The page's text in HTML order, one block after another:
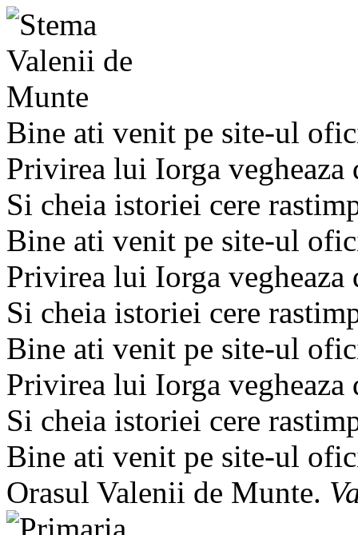
Bine ati venit pe site-ul
Privirea lui Iorga
Si cheia istoriei cere
Bine ati venit pe site-ul
Privirea lui Iorga
Si cheia istoriei cere
Bine ati venit pe site-ul
Privirea lui Iorga
Si cheia istoriei cere
Bine ati venit pe site-ul
Orasul Valenii de Munte.